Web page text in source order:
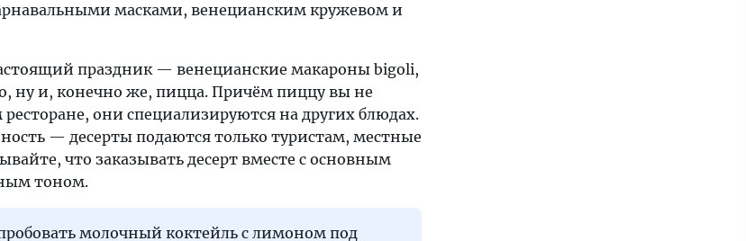
масками, венецианским кружевом и
праздник — венецианские макароны bigoli,
ну и, конечно же, пицца. Причём пиццу вы не
они специализируются на других блюдах.
— десерты подаются только туристам, местные
что заказывать десерт вместе с основным
тоном.
молочный коктейль с лимоном под